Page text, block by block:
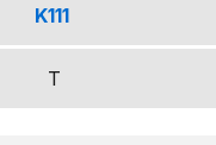
K111
T